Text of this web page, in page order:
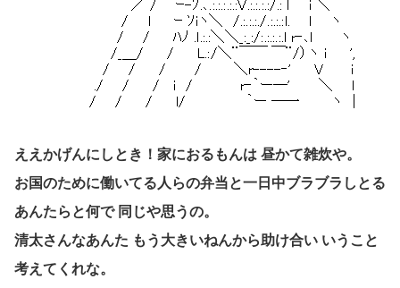
ええかげんにしとき！家におるもんは 昼かて雑炊や。
お国のために働いてる人らの弁当と一日中ブラブラしとる
あんたらと何で 同じや思うの。
清太さんなあんた もう大きいねんから助け合い いうこと
考えてくれな。